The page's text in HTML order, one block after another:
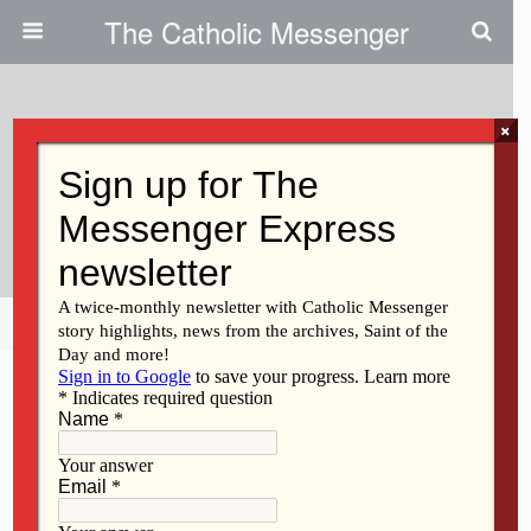
The Catholic Messenger
Entusiasmo Con La Presencia
De Tony Meléndez
Share Tweet Pin Mail
×